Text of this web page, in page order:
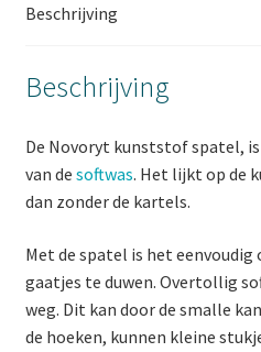
Beschrijving
Beschrijving
De Novoryt kunststof spatel,
van de softwas. Het lijkt op de
dan zonder de kartels.
Met de spatel is het eenvoudig
gaatjes te duwen. Overtollig
weg. Dit kan door de smalle
de hoeken, kunnen kleine